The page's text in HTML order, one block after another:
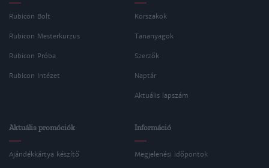
Rubicon Bolt
Rubicon Mesterkurzus
Rubicon Próba
Rubicon Intézet
Korszakok
Tananyagok
Szerzők
Naptár
Aktuális lapszám
Aktuális promóciók
Ajándékkártya készítő
Információ
Megjelenési időpontok